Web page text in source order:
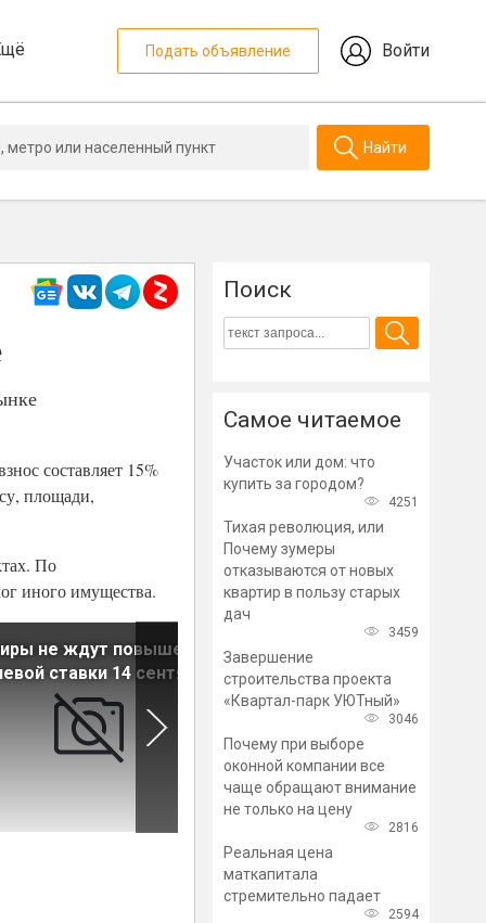
Подать объявление Войти
Найти
составляет 15%
площади,
По
иного имущества.
не ждут повышения
ставки 14 сентября
Главные новости рынка
недвижимости за 7
Поиск
Самое читаемое
Участок или дом: что
купить за городом?
4251
Тихая революция, или
Почему зумеры
отказываются от новых
квартир в пользу старых
дач
3459
Завершение
строительства проекта
«Квартал-парк УЮТный»
3046
Почему при выборе
оконной компании все
чаще обращают внимание
не только на цену
2816
Реальная цена
маткапитала
стремительно падает
2594